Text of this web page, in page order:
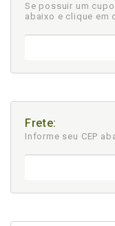
Se possuir um
abaixo e clique em
Frete:
Informe seu CEP